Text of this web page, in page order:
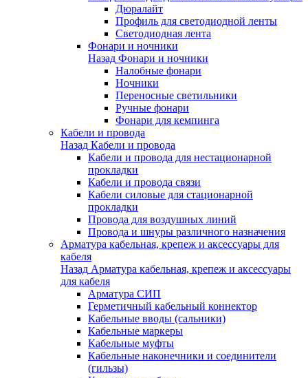
Дюралайт
Профиль для светодиодной ленты
Светодиодная лента
Фонари и ночники
Назад Фонари и ночники
Налобные фонари
Ночники
Переносные светильники
Ручные фонари
Фонари для кемпинга
Кабели и провода
Назад Кабели и провода
Кабели и провода для нестационарной
прокладки
Кабели и провода связи
Кабели силовые для стационарной
прокладки
Провода для воздушных линий
Провода и шнуры различного назначения
Арматура кабельная, крепеж и аксессуары для
кабеля
Назад Арматура кабельная, крепеж и аксессуары
для кабеля
Арматура СИП
Герметичный кабельный коннектор
Кабельные вводы (сальники)
Кабельные маркеры
Кабельные муфты
Кабельные наконечники и соединители
(гильзы)